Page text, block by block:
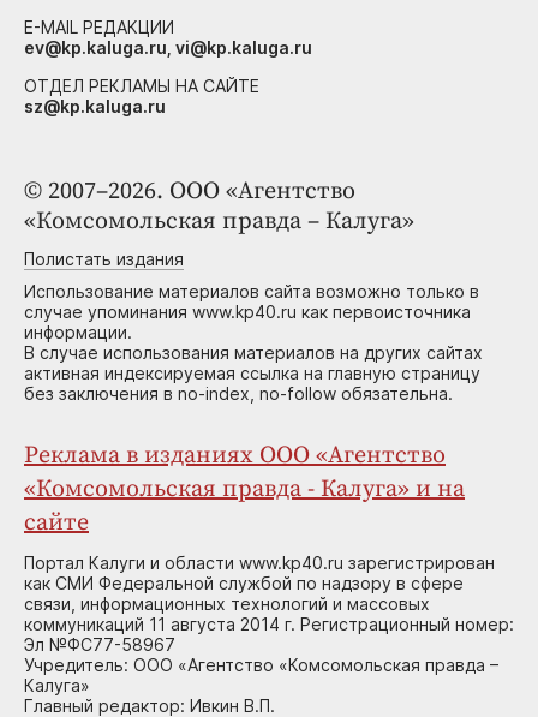
© 2007–2026. ООО «Агентство
«Комсомольская правда – Калуга»
Полистать издания
Использование материалов сайта возможно только в
случае упоминания www.kp40.ru как первоисточника
информации.
В случае использования материалов на других сайтах
активная индексируемая ссылка на главную страницу
без заключения в no-index, no-follow обязательна.
Реклама в изданиях ООО «Агентство
«Комсомольская правда - Калуга» и на
сайте
Портал Калуги и области www.kp40.ru зарегистрирован
как СМИ Федеральной службой по надзору в сфере
связи, информационных технологий и массовых
коммуникаций 11 августа 2014 г. Регистрационный номер:
Эл №ФС77-58967
Учредитель: ООО «Агентство «Комсомольская правда –
Калуга»
Главный редактор: Ивкин В.П.
E-MAIL РЕДАКЦИИ
ev@kp.kaluga.ru, vi@kp.kaluga.ru
ОТДЕЛ РЕКЛАМЫ НА САЙТЕ
sz@kp.kaluga.ru